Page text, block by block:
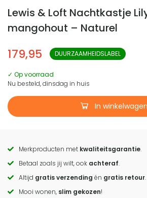
Lewis & Loft Nachtkastje
mangohout – Naturel
179,95 DUURZAAMHEIDSLABEL
✓ Op voorraad
Nu besteld, dinsdag in huis
In winkelwagen
Call
to
actions
Merkproducten met kwaliteitsgarantie.
Betaal zoals jij wilt, ook achteraf.
Altijd gratis verzending én gratis retour.
Mooi wonen, slim gekozen!